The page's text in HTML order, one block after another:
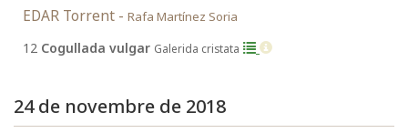
EDAR Torrent - Rafa Martínez Soria
12 Cogullada vulgar Galerida cristata
24 de novembre de 2018